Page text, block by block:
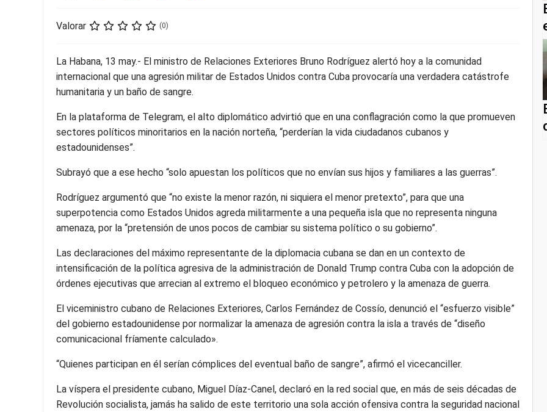
Valorar (0)
La Habana, 13 may.- El ministro de Relaciones Exteriores Bruno Rodríguez alertó hoy a la comunidad
internacional que una agresión militar de Estados Unidos contra Cuba provocaría una verdadera catástrofe
humanitaria y un baño de sangre.
En la plataforma de Telegram, el alto diplomático advirtió que en una conflagración como la que promueven
sectores políticos minoritarios en la nación norteña, “perderían la vida ciudadanos cubanos y
estadounidenses”.
Subrayó que a ese hecho “solo apuestan los políticos que no envían sus hijos y familiares a las guerras”.
Rodríguez argumentó que “no existe la menor razón, ni siquiera el menor pretexto”, para que una
superpotencia como Estados Unidos agreda militarmente a una pequeña isla que no representa ninguna
amenaza, por la “pretensión de unos pocos de cambiar su sistema político o su gobierno”.
Las declaraciones del máximo representante de la diplomacia cubana se dan en un contexto de
intensificación de la política agresiva de la administración de Donald Trump contra Cuba con la adopción de
órdenes ejecutivas que arrecian al extremo el bloqueo económico y petrolero y la amenaza de guerra.
El viceministro cubano de Relaciones Exteriores, Carlos Fernández de Cossío, denunció el “esfuerzo visible”
del gobierno estadounidense por normalizar la amenaza de agresión contra la isla a través de “diseño
comunicacional fríamente calculado».
“Quienes participan en él serían cómplices del eventual baño de sangre”, afirmó el vicecanciller.
La víspera el presidente cubano, Miguel Díaz-Canel, declaró en la red social que, en más de seis décadas de
Revolución socialista, jamás ha salido de este territorio una sola acción ofensiva contra la seguridad nacional